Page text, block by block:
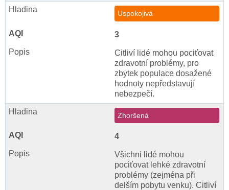
Uspokojivá
3
Citliví lidé mohou pociťovat
zdravotní problémy, pro
zbytek populace dosažené
hodnoty nepředstavují
nebezpečí.
Zhoršená
4
Všichni lidé mohou
pociťovat lehké zdravotní
problémy (zejména při
delším pobytu venku). Citliví